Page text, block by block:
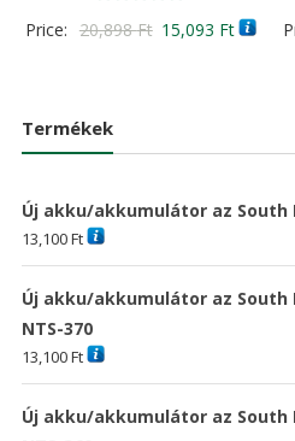
5.00
Price: 20,898Ft Original
15,093 FtCurrent
Termékek
Új akku/akkumulátor az South
13,100Ft
Új akku/akkumulátor az South
NTS-370
13,100Ft
Új akku/akkumulátor az South